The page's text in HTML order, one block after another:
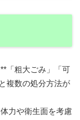
「粗大ごみ」「可
複数の処分方法が
力や衛生面を考慮